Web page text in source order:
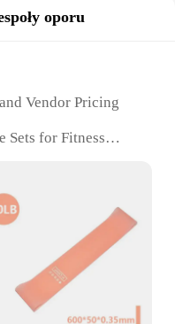
oporu
Vendor Pricing
Sets for Fitness
Strength Training
for Home Gyms
Multiple Sizes
Resistance
Handles and Straps